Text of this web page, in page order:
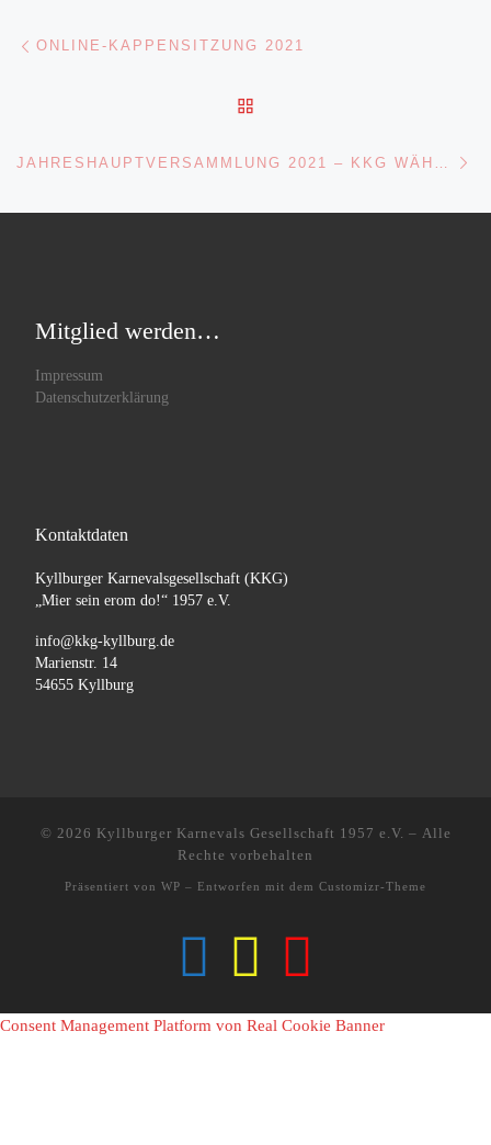
Beitragsnavigation
ONLINE-KAPPENSITZUNG 2021
Mitglied werden…
Impressum
Datenschutzerklärung
Kontaktdaten
Kyllburger Karnevalsgesellschaft (KKG)
„Mier sein erom do!“ 1957 e.V.
info@kkg-kyllburg.de
Marienstr. 14
54655 Kyllburg
© 2026 Kyllburger Karnevals Gesellschaft 1957 e.V. – Alle
Rechte vorbehalten
Präsentiert von WP – Entworfen mit dem Customizr-Theme
Consent Management Platform von Real Cookie Banner